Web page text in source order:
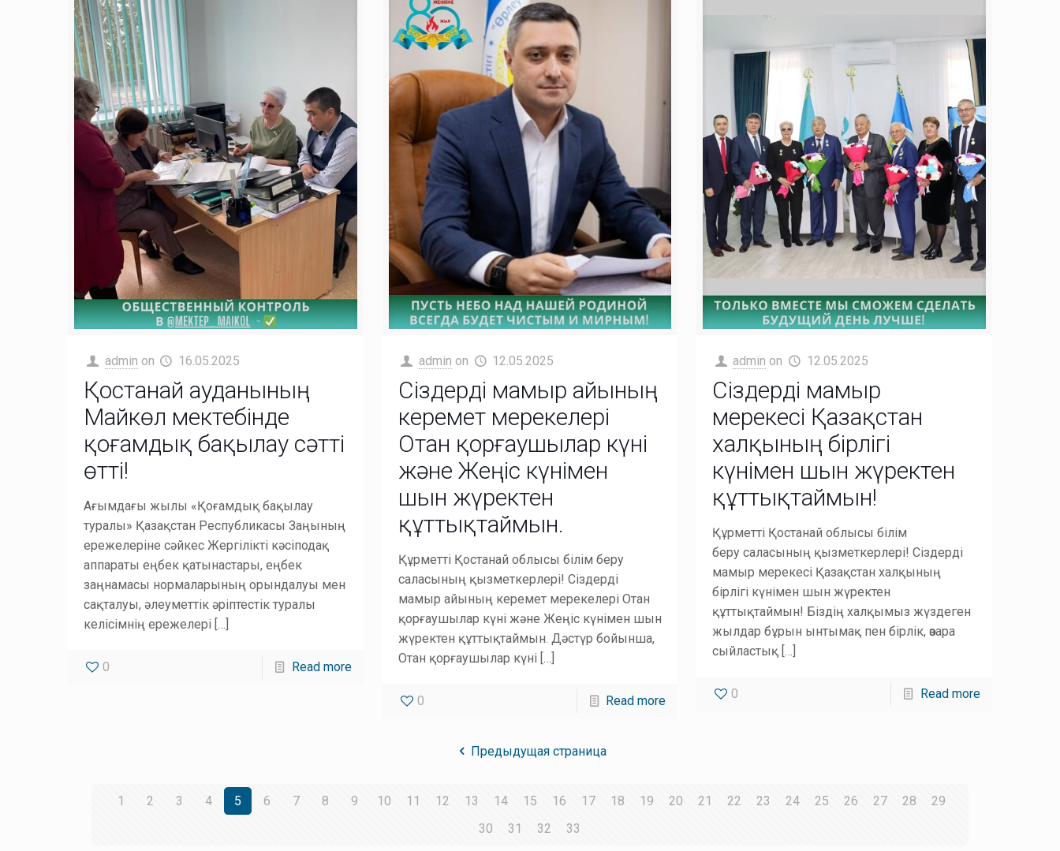
admin on 16.05.2025
Қостанай ауданының
Майкөл мектебінде
қоғамдық бақылау сәтті
өтті!
Ағымдағы жылы «Қоғамдық бақылау
туралы» Қазақстан Республикасы Заңының
ережелеріне сәйкес Жергілікті кәсіподақ
аппараты еңбек қатынастары, еңбек
заңнамасы нормаларының орындалуы мен
сақталуы, әлеуметтік әріптестік туралы
келісімнің ережелері […]
0 Read more
admin on 12.05.2025
Сіздерді мамыр айының
керемет мерекелері
Отан қорғаушылар күні
және Жеңіс күнімен
шын жүректен
құттықтаймын.
Құрметті Қостанай облысы білім беру
саласының қызметкерлері! Сіздерді
мамыр айының керемет мерекелері Отан
қорғаушылар күні және Жеңіс күнімен шын
жүректен құттықтаймын. Дәстүр бойынша,
Отан қорғаушылар күні […]
0 Read more
admin on 12.05.2025
Сіздерді мамыр
мерекесі Қазақстан
халқының бірлігі
күнімен шын жүректен
құттықтаймын!
Құрметті Қостанай облысы білім
беру саласының қызметкерлері! Сіздерді
мамыр мерекесі Қазақстан халқының
бірлігі күнімен шын жүректен
құттықтаймын! Біздің халқымыз жүздеген
жылдар бұрын ынтымақ пен бірлік, өзара
сыйластық […]
0 Read more
Предыдущая страница
1 2 3 4 5 6 7 8 9 10 11 12 13 14 15 16 17 18 19 20 21 22 23 24 25 26 27 28
29
30
31 32 33